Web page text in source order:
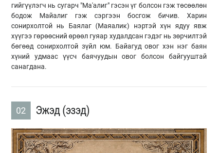
гийгүүлэгч нь сугарч "Ма'алиг" гэсэн үг болсон гэж төсөөлөн
бодож Майалиг гэж сэргээн босгож бичив. Харин
сонирхолтой нь Баялаг (Маяалик) нэртэй хүн ядуу явж
хүүгээ гөрөөсний өрөөл гуяар худалдсан гэдэг нь зөрчилтэй
бөгөөд сонирхолтой зүйл юм. Байагуд овог хэн нэг баян
хүний удмаас үүсч баячуудын овог болсон байгууштай
санагдана.
02 Эжэд (эзэд)